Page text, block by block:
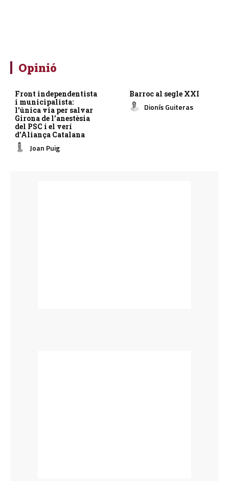
Opinió
Front independentista
i municipalista:
l’única via per salvar
Girona de l’anestèsia
del PSC i el verí
d’Aliança Catalana
Joan Puig
Barroc al segle XXI
Dionís Guiteras